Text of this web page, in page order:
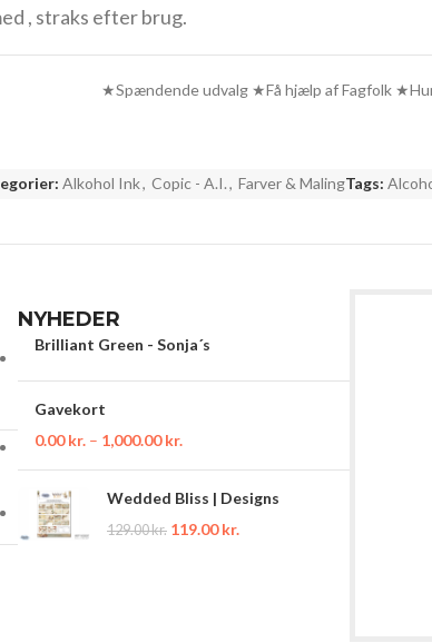
, straks efter brug.
★Spændende udvalg ★Få hjælp af Fagfolk
Alkohol Ink, Copic - A.I., Farver & MalingTags:
NYHEDER
Brilliant Green - Sonja´s
Gavekort
0.00kr. – 1,000.00kr.
Wedded Bliss | Designs
129.00kr. 119.00kr.